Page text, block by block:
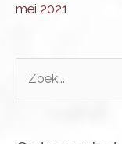
mei 2021